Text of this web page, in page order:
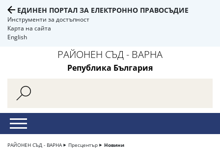
ЕДИНЕН ПОРТАЛ ЗА ЕЛЕКТРОННО ПРАВОСЪДИЕ
Инструменти за достъпност
Карта на сайта
English
РАЙОНЕН СЪД - ВАРНА
Република България
РАЙОНЕН СЪД - ВАРНА Пресцентър Новини